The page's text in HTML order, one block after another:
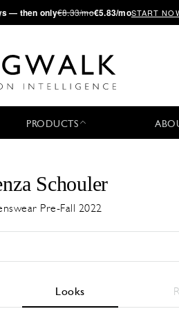
— then only€8.33/mo€5.83/moSTART
PRODUCTS
Schouler
Pre-Fall 2022
Looks